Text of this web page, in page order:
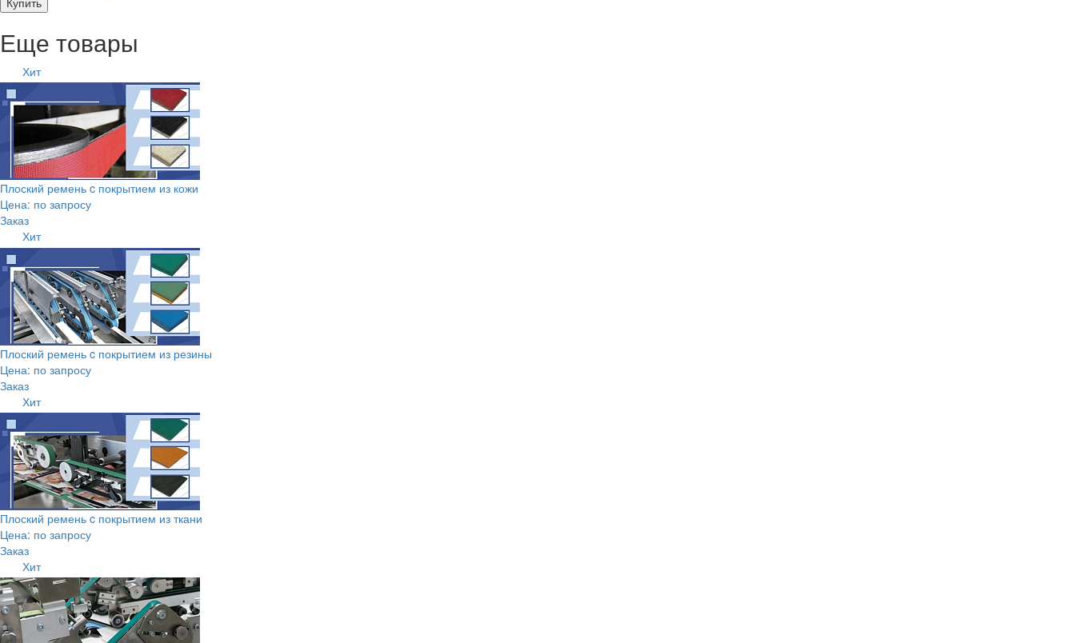
Еще товары
Хит
Плоский ремень c покрытием из кожи
Цена: по запросу
Заказ
Хит
Плоский ремень c покрытием из резины
Цена: по запросу
Заказ
Хит
Плоский ремень c покрытием из ткани
Цена: по запросу
Заказ
Хит